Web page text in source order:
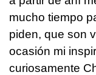
mucho tiempo
piden, que son
ocasión mi
curiosamente